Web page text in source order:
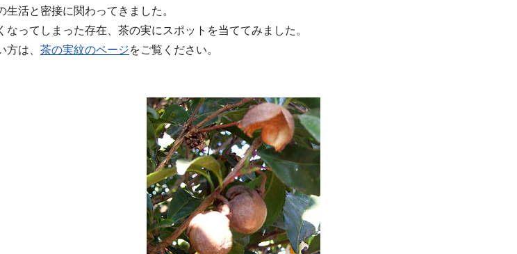
活と密接に関わってきました。
ってしまった存在、茶の実にスポットを当ててみました。
は、 茶の実紋のページをご覧ください。